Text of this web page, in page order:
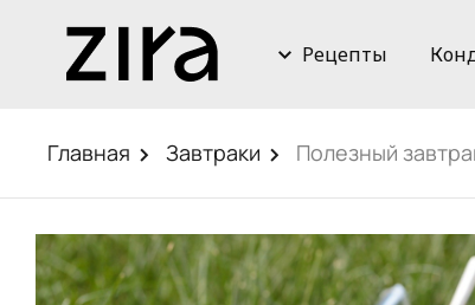
Рецепты
Главная Завтраки Полезный